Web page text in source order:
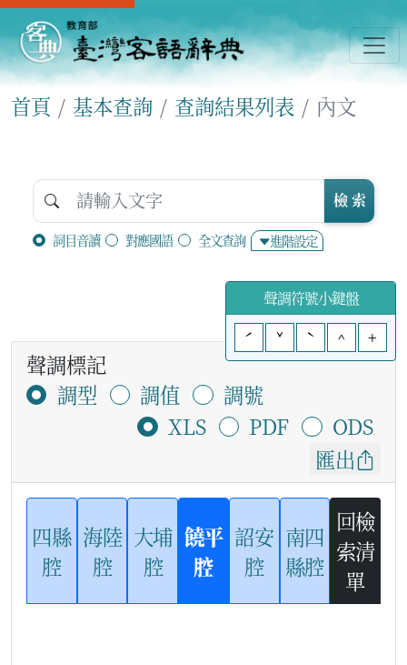
首頁 基本查詢 查詢結果列表 內文
詞目音讀 對應國語 全文查詢 進階設定
檢 索
聲調符號小鍵盤
ˊ
ˇ ˋ ^ +
聲調標記
調型
調值
調號
XLS
PDF
ODS
匯出
四縣
腔
海陸
腔
大埔
腔
饒平
腔
詔安
腔
南四
縣腔
回檢
索清
單